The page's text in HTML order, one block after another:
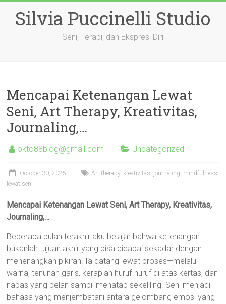
contentSilvia Puccinelli Studio
Seni, Terapi, dan Ekspresi Diri
Mencapai Ketenangan Lewat
Seni, Art Therapy, Kreativitas,
Journaling,…
okto88blog@gmail.com Uncategorized
October 30, 2025
Art therapy, kreativitas, journaling, mindfulness
lewat seni
Mencapai Ketenangan Lewat Seni, Art Therapy, Kreativitas,
Journaling,…
Beberapa bulan terakhir aku belajar bahwa ketenangan
bukanlah tujuan akhir yang bisa dicapai sekadar dengan
menenangkan pikiran. Ia datang lewat proses—melalui
warna, tenunan garis, kerapian huruf-huruf di atas kertas, dan
napas yang pelan sambil menatap sekeliling. Seni menjadi
bahasa yang menjembatani antara gelombang emosi yang